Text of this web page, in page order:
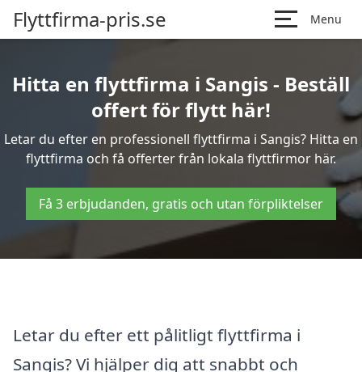
Flyttfirma-pris.se Menu
Hitta en flyttfirma i Sangis - Beställ
offert för flytt här!
Letar du efter en professionell flyttfirma i Sangis? Hitta en
flyttfirma och få offerter från lokala flyttfirmor här.
Få 3 erbjudanden, gratis och utan förpliktelser
Letar du efter ett pålitligt flyttfirma i
Sangis? Vi hjälper dig att snabbt och